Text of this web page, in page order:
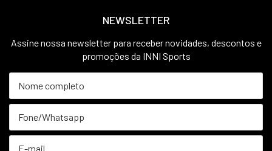
NEWSLETTER
Assine nossa newsletter para receber novidades, descontos e
promoções da INNI Sports